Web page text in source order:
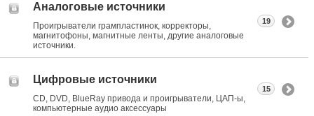
Аналоговые источники
Проигрыватели грампластинок, корректоры,
магнитофоны, магнитные ленты, другие аналоговые
источники.
19
Цифровые источники
CD, DVD, BlueRay привода и проигрыватели, ЦАП-ы,
компьютерные аудио аксессуары
15